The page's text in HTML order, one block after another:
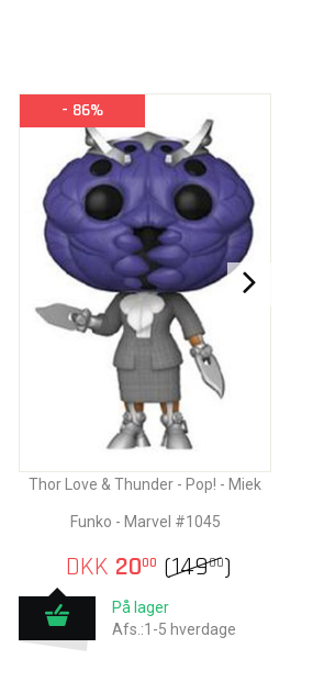
- 86%
Thor Love & Thunder - Pop! - Miek
Funko - Marvel #1045
DKK 2000 (14900)
På lager
Afs.:1-5 hverdage